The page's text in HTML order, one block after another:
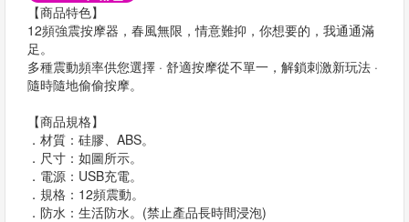
【商品特色】
12頻強震按摩器，春風無限，情意難抑，你想要的，我通通滿
足。
多種震動頻率供您選擇 · 舒適按摩從不單一，解鎖刺激新玩法 ·
隨時隨地偷偷按摩。
【商品規格】
．材質：硅膠、ABS。
．尺寸：如圖所示。
．電源：USB充電。
．規格：12頻震動。
．防水：生活防水。(禁止產品長時間浸泡)